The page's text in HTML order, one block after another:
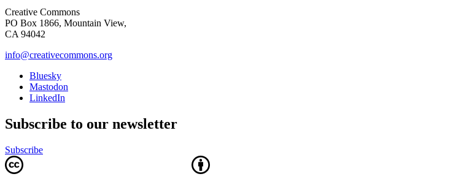
Creative Commons
PO Box 1866, Mountain View,
CA 94042
info@creativecommons.org
Bluesky
Mastodon
LinkedIn
Subscribe to our newsletter
Subscribe